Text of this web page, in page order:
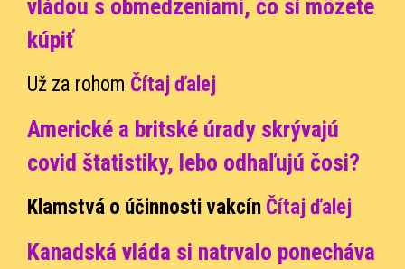
vládou s obmedzeniami, čo si môžete
kúpiť
Už za rohom Čítaj ďalej
Americké a britské úrady skrývajú
covid štatistiky, lebo odhaľujú čosi?
Klamstvá o účinnosti vakcín Čítaj ďalej
Kanadská vláda si natrvalo ponecháva